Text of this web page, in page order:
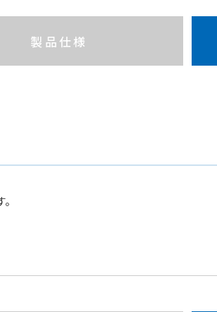
製品仕様